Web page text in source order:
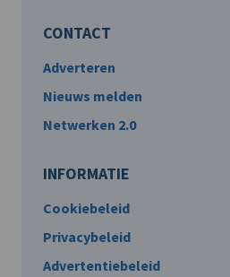
CONTACT
Adverteren
Nieuws melden
Netwerken 2.0
INFORMATIE
Cookiebeleid
Privacybeleid
Advertentiebeleid